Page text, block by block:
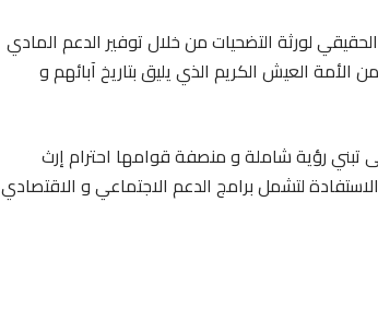
لورثة التضحيات من خلال توفير الدعم المادي
العيش الكريم الذي يليق بتاريخ آبائهم و
تبني رؤية شاملة و منصفة قوامها احترام إرث
لتشمل برامج الدعم الاجتماعي و الاقتصادي